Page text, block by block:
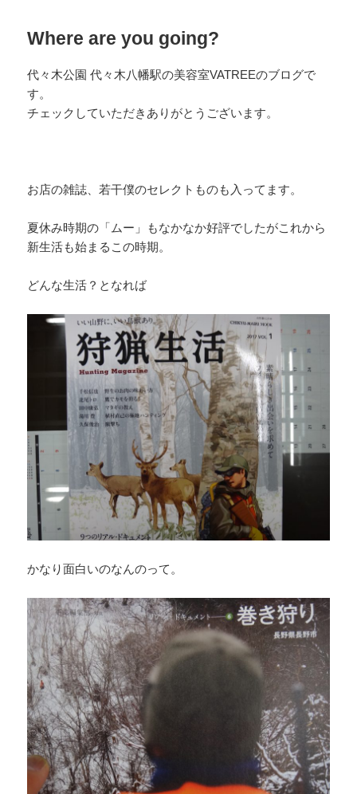
Where are you going?
代々木公園 代々木八幡駅の美容室VATREEのブログで
す。
チェックしていただきありがとうございます。
お店の雑誌、若干僕のセレクトものも入ってます。
夏休み時期の「ムー」もなかなか好評でしたがこれから
新生活も始まるこの時期。
どんな生活？となれば
かなり面白いのなんのって。